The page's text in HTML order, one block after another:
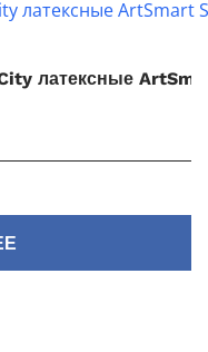
латексные